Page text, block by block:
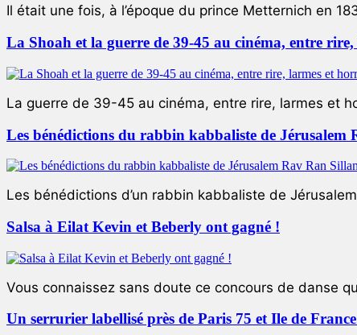
Il était une fois, à l’époque du prince Metternich en
La Shoah et la guerre de 39-45 au cinéma, entre
La guerre de 39-45 au cinéma, entre rire, larmes et
Les bénédictions du rabbin kabbaliste de Jérusalem
Les bénédictions d’un rabbin kabbaliste de
Salsa à Eilat Kevin et Beberly ont gagné !
Vous connaissez sans doute ce concours de danse
Un serrurier labellisé près de Paris 75 et Ile de